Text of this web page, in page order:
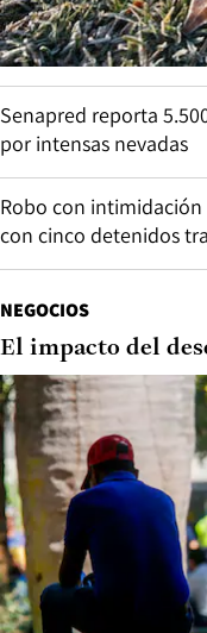
Senapred reporta
por intensas nevadas
Robo con
con cinco detenidos
NEGOCIOS
El impacto del